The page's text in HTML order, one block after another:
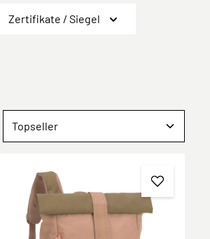
Zertifikate / Siegel